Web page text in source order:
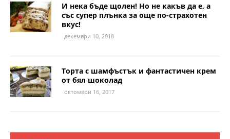
И нека бъде щолен! Но не какъв да е, а
със супер плънка за още по-страхотен
вкус!
декември 10, 2018
Торта с шамфъстък и фантастичен крем
от бял шоколад
октомври 16, 2017